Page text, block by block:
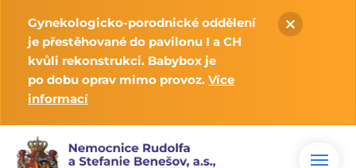
Gynekologicko-porodnické oddělení
je přestěhované do pavilonu I a CH
kvůli rekonstrukci. Babybox je
po dobu oprav mimo provoz. Více
informací